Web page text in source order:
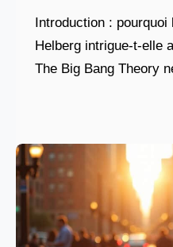
Introduction : pourquoi
Helberg intrigue-t-elle
The Big Bang Theory